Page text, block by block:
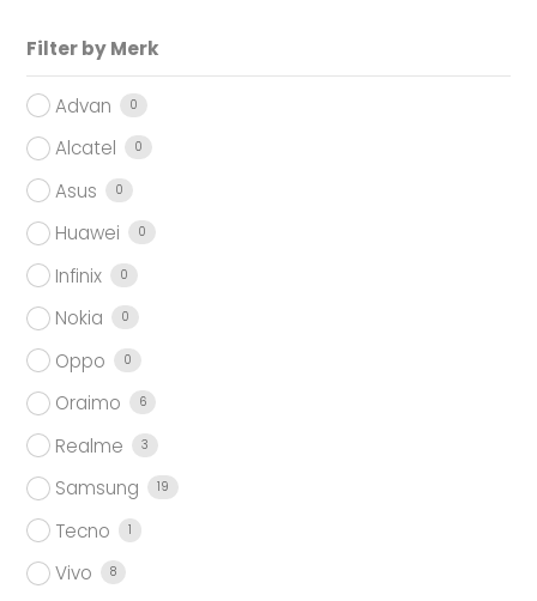
Filter by Merk
Advan 0
Alcatel 0
Asus 0
Huawei 0
Infinix 0
Nokia 0
Oppo 0
Oraimo 6
Realme 3
Samsung 19
Tecno 1
Vivo 8